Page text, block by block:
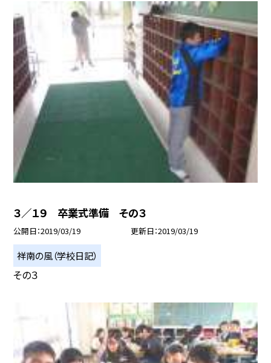
３／１９ 卒業式準備 その３
公開日 2019/03/19 更新日 2019/03/19
祥南の風（学校日記）
その３